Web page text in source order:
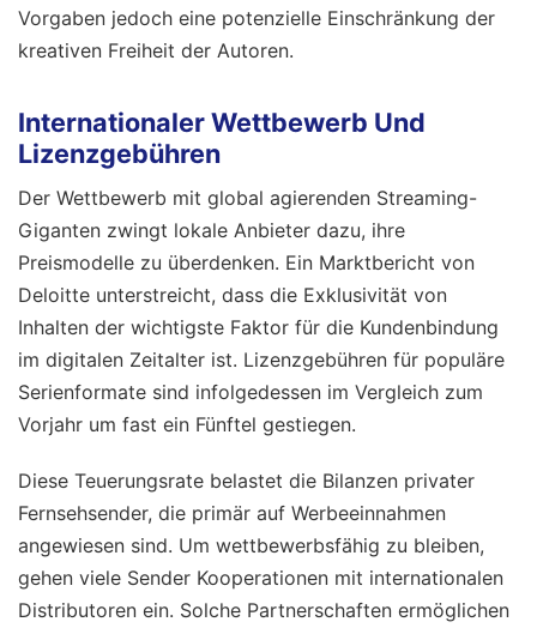
Vorgaben jedoch eine potenzielle Einschränkung der
kreativen Freiheit der Autoren.
Internationaler Wettbewerb Und
Lizenzgebühren
Der Wettbewerb mit global agierenden Streaming-
Giganten zwingt lokale Anbieter dazu, ihre
Preismodelle zu überdenken. Ein Marktbericht von
Deloitte unterstreicht, dass die Exklusivität von
Inhalten der wichtigste Faktor für die Kundenbindung
im digitalen Zeitalter ist. Lizenzgebühren für populäre
Serienformate sind infolgedessen im Vergleich zum
Vorjahr um fast ein Fünftel gestiegen.
Diese Teuerungsrate belastet die Bilanzen privater
Fernsehsender, die primär auf Werbeeinnahmen
angewiesen sind. Um wettbewerbsfähig zu bleiben,
gehen viele Sender Kooperationen mit internationalen
Distributoren ein. Solche Partnerschaften ermöglichen